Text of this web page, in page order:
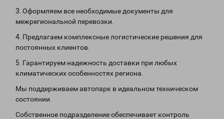
3. Оформляем все необходимые документы для
межрегиональной перевозки.
4. Предлагаем комплексные логистические решения для
постоянных клиентов.
5. Гарантируем надежность доставки при любых
климатических особенностях региона.
Мы поддерживаем автопарк в идеальном техническом
состоянии.
Собственное подразделение обеспечивает контроль